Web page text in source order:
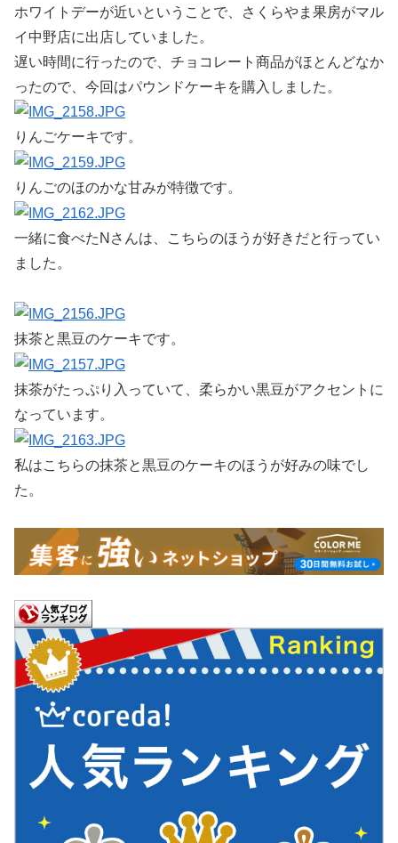
ホワイトデーが近いということで、さくらやま果房がマル
イ中野店に出店していました。
遅い時間に行ったので、チョコレート商品がほとんどなか
ったので、今回はパウンドケーキを購入しました。
りんごケーキです。
りんごのほのかな甘みが特徴です。
一緒に食べたNさんは、こちらのほうが好きだと行ってい
ました。
抹茶と黒豆のケーキです。
抹茶がたっぷり入っていて、柔らかい黒豆がアクセントに
なっています。
私はこちらの抹茶と黒豆のケーキのほうが好みの味でし
た。